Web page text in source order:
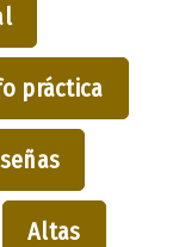
práctica
Altas